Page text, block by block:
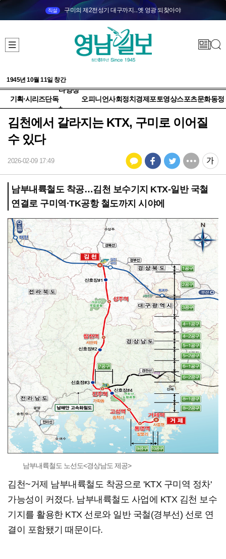
직설 구미의 제2전성기 대구까지...옛 영광 되찾아야
1945년 10월 11일 창간
기획·시리즈단독
다양성
+
오피니언사회정치 경제 포토영상스포츠문화동정
김천에서 갈라지는 KTX, 구미로 이어질
수 있다
2026-02-09 17:49
남부내륙철도 착공…김천 보수기지 KTX-일반 국철
연결로 구미역·TK공항 철도까지 시야에
남부내륙철도 노선도<경상남도 제공>
김천~거제 남부내륙철도 착공으로 'KTX 구미역 정차'
가능성이 커졌다. 남부내륙철도 사업에 KTX 김천 보수
기지를 활용한 KTX 선로와 일반 국철(경부선) 선로 연
결이 포함됐기 때문이다.